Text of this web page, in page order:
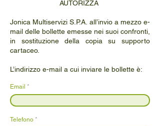
AUTORIZZA
Jonica Multiservizi S.P.A. all’invio a mezzo e-
mail delle bollette emesse nei suoi confronti,
in sostituzione della copia su supporto
cartaceo.
L’indirizzo e-mail a cui inviare le bollette è:
Email
Telefono